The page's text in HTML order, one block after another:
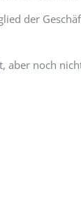
der
aber noch